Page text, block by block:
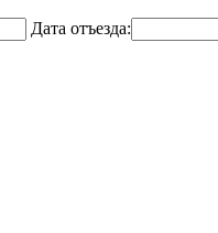
Дата отъезда: